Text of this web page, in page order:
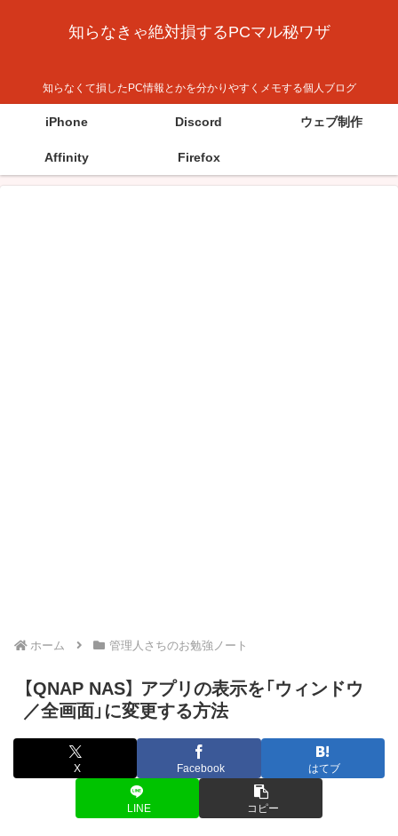
知らなきゃ絶対損するPCマル秘ワザ
知らなくて損したPC情報とかを分かりやすくメモする個人ブログ
iPhone Discord ウェブ制作
Affinity Firefox
ホーム 管理人さちのお勉強ノート
【QNAP NAS】 アプリの表示を「ウィンドウ
／全画面」に変更する方法
X Facebook はてブ
LINE コピー